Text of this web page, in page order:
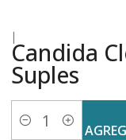
|
Candida
Suples
Cantidad